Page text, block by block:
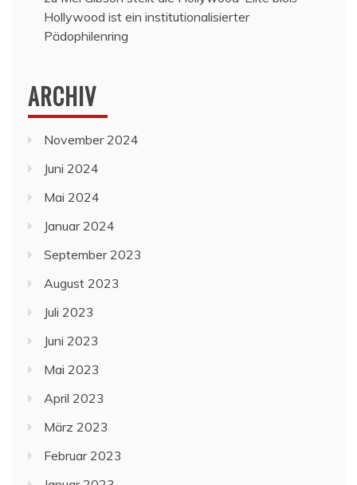
Hollywood ist ein institutionalisierter
Pädophilenring
ARCHIV
November 2024
Juni 2024
Mai 2024
Januar 2024
September 2023
August 2023
Juli 2023
Juni 2023
Mai 2023
April 2023
März 2023
Februar 2023